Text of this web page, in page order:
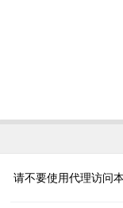
请不要使用代理访问